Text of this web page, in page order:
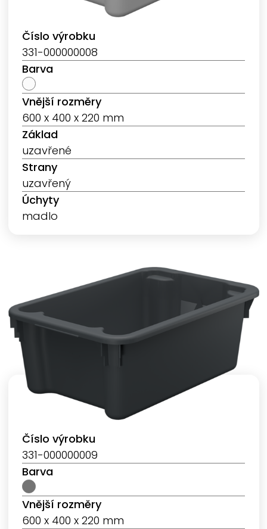
Číslo výrobku
331-000000008
Barva
Vnější rozměry
600 x 400 x 220 mm
Základ
uzavřené
Strany
uzavřený
Úchyty
madlo
Číslo výrobku
331-000000009
Barva
Vnější rozměry
600 x 400 x 220 mm